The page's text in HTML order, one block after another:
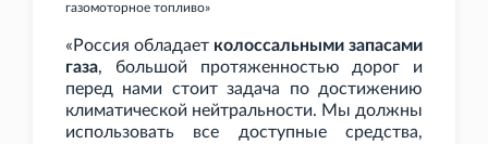
газомоторное топливо»
«Россия обладает колоссальными запасами
газа, большой протяженностью дорог и
перед нами стоит задача по достижению
климатической нейтральности. Мы должны
использовать все доступные средства,